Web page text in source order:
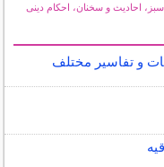
احادیث و سخنان، احکام دینی
و تفاسیر مختلف